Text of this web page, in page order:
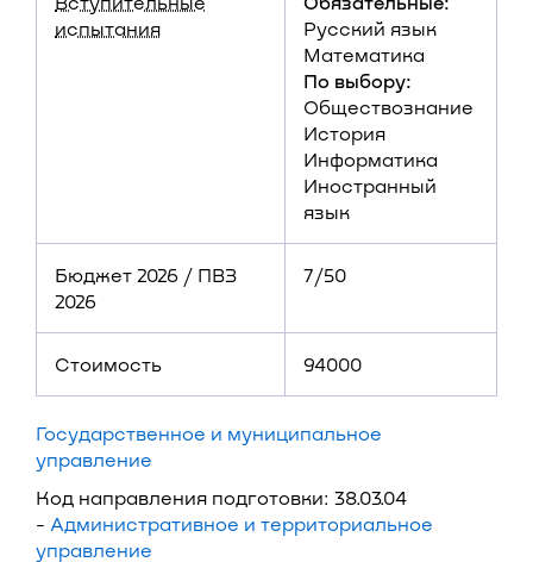
испытания
Русский язык
Математика
По выбору:
Обществознание
История
Информатика
Иностранный
язык
Бюджет 2026 / ПВЗ
2026
7/50
Стоимость 94000
Государственное и муниципальное
управление
Код направления подготовки: 38.03.04
- Административное и территориальное
управление